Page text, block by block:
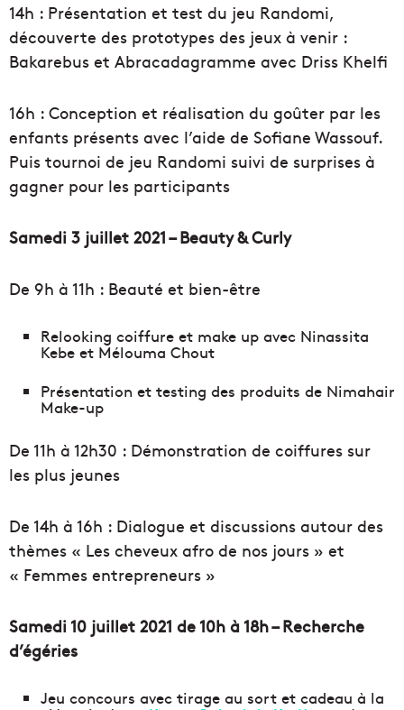
14h : Présentation et test du jeu Randomi,
découverte des prototypes des jeux à venir :
Bakarebus et Abracadagramme avec Driss Khelfi
16h : Conception et réalisation du goûter par les
enfants présents avec l’aide de Sofiane Wassouf.
Puis tournoi de jeu Randomi suivi de surprises à
gagner pour les participants
Samedi 3 juillet 2021 – Beauty & Curly
De 9h à 11h : Beauté et bien-être
Relooking coiffure et make up avec Ninassita
Kebe et Mélouma Chout
Présentation et testing des produits de Nimahair
Make-up
De 11h à 12h30 : Démonstration de coiffures sur
les plus jeunes
De 14h à 16h : Dialogue et discussions autour des
thèmes « Les cheveux afro de nos jours » et
« Femmes entrepreneurs »
Samedi 10 juillet 2021 de 10h à 18h – Recherche
d’égéries
Jeu concours avec tirage au sort et cadeau à la